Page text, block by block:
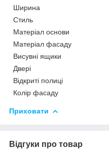
Ширина
Стиль
Матеріал основи
Матеріал фасаду
Висувні ящики
Двері
Відкриті полиці
Колір фасаду
Приховати
Відгуки про товар